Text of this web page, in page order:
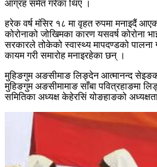
आग्रह समेत गरेका थिए ।
हरेक वर्ष मंसिर १८ मा वृहत रुपमा मनाइदैं
कोरोनाको जोखिमका कारण यसवर्ष कोरोना
सरकारले तोकेको स्वास्थ्य मापदण्डको पालना
कायम गरी समारोह मनाइरहेका छन् ।
मुहिङगुम अङसीमाङ लिङ्देन आत्मानन्द
मुहिङगुम अङसीमामाङ साँबा पवित्रहाङमा
समितिका अध्यक्ष केहेरसिं योङहाङको